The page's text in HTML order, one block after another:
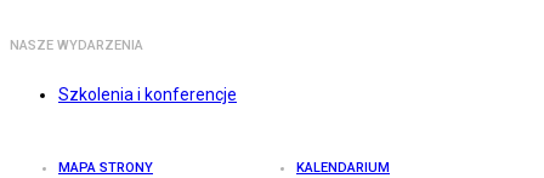
NASZE WYDARZENIA
Szkolenia i konferencje
MAPA STRONY KALENDARIUM